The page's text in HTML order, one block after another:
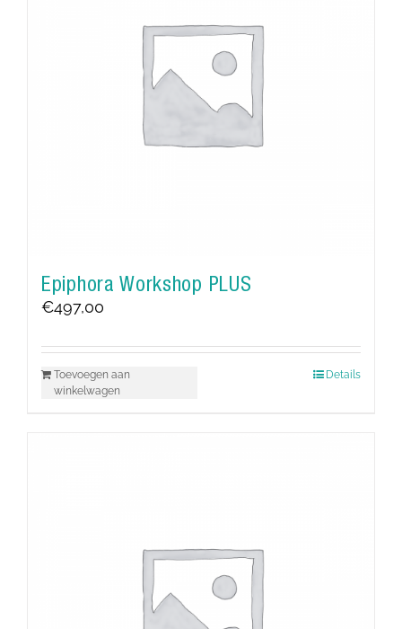
Epiphora Workshop PLUS
€497,00
Toevoegen aan
winkelwagen
Details